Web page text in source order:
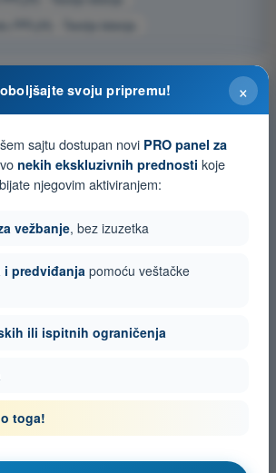
×
svoju pripremu!
sajtu dostupan novi PRO panel za
nekih ekskluzivnih prednosti koje
njegovim aktiviranjem:
vežbanje, bez izuzetka
i predviđanja pomoću veštačke
ili ispitnih ograničenja
toga!